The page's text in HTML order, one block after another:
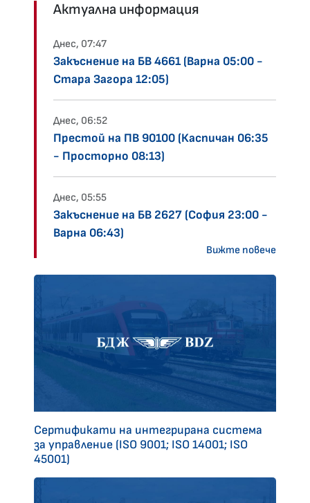
Актуална информация
Днес, 07:47
Закъснение на БВ 4661 (Варна 05:00 -
Стара Загора 12:05)
Днес, 06:52
Престой на ПВ 90100 (Каспичан 06:35
- Просторно 08:13)
Днес, 05:55
Закъснение на БВ 2627 (София 23:00 -
Варна 06:43)
Вижте повече
Сертификати на интегрирана система
за управление (ISO 9001; ISO 14001; ISO
45001)